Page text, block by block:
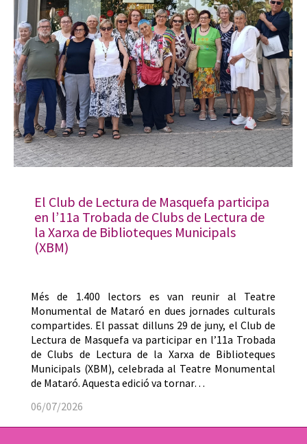
El Club de Lectura de Masquefa participa
en l’11a Trobada de Clubs de Lectura de
la Xarxa de Biblioteques Municipals
(XBM)
Més de 1.400 lectors es van reunir al Teatre
Monumental de Mataró en dues jornades culturals
compartides. El passat dilluns 29 de juny, el Club de
Lectura de Masquefa va participar en l’11a Trobada
de Clubs de Lectura de la Xarxa de Biblioteques
Municipals (XBM), celebrada al Teatre Monumental
de Mataró. Aquesta edició va tornar…
06/07/2026